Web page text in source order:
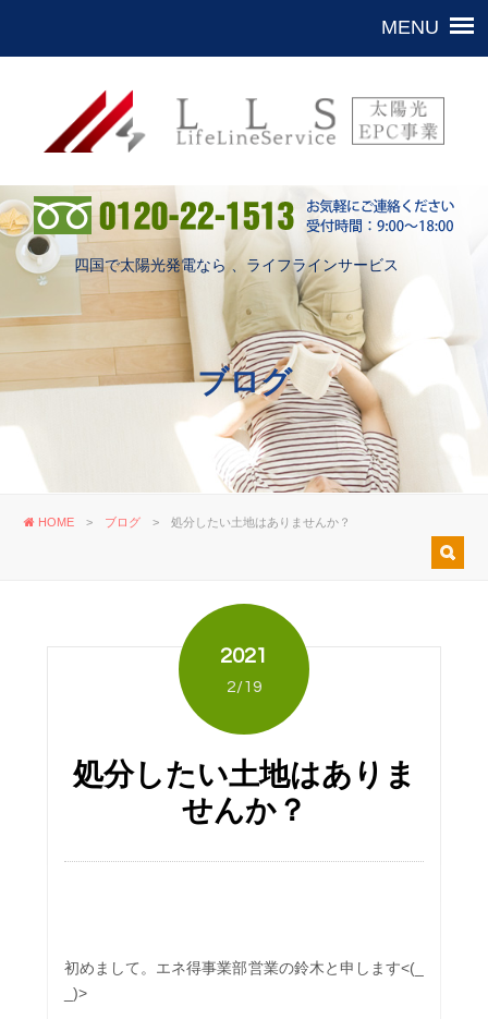
四国で太陽光発電なら 、ライフラインサービス
ブログ
HOME > ブログ >処分したい土地はありませんか？
2021
2/19
処分したい土地はありま
せんか？
初めまして。エネ得事業部営業の鈴木と申します<(_
_)>